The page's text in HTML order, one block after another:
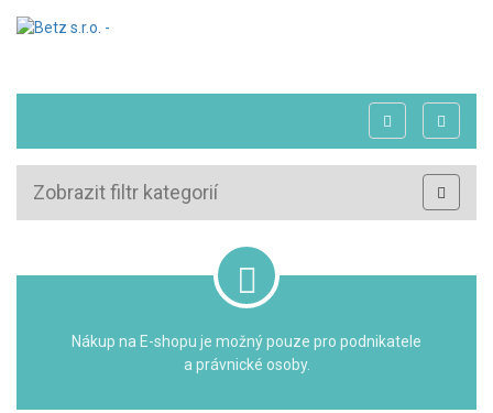
Zobrazit filtr kategorií
Nákup na E-shopu je možný pouze pro podnikatele
a právnické osoby.